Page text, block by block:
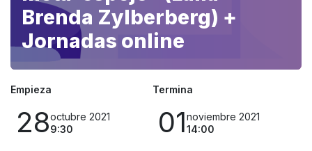
Brenda Zylberberg) +
Jornadas online
Empieza
28octubre 2021
9:30
Termina
01noviembre 2021
14:00